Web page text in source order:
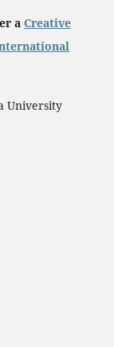
a Creative
University